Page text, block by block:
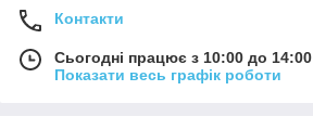
Контакти
Сьогодні працює з 10:00 до 14:00
Показати весь графік роботи